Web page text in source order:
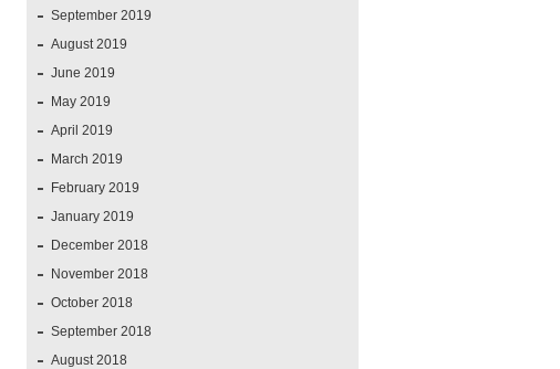
September 2019
August 2019
June 2019
May 2019
April 2019
March 2019
February 2019
January 2019
December 2018
November 2018
October 2018
September 2018
August 2018